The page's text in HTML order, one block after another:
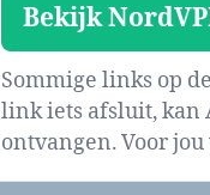
Bekijk
Sommige links op
link iets afsluit, kan
ontvangen. Voor